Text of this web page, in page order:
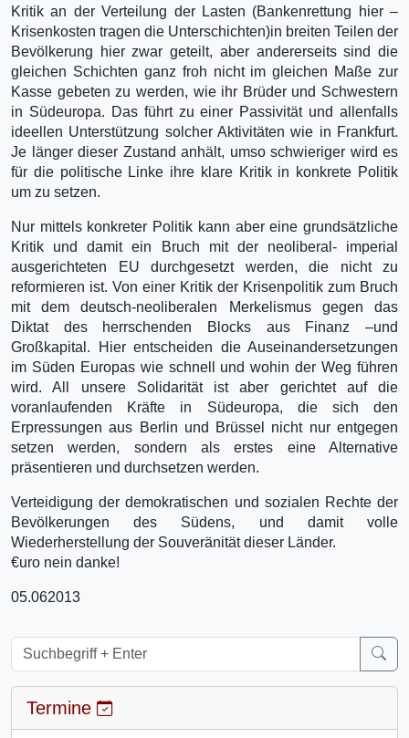
Kritik an der Verteilung der Lasten (Bankenrettung hier –
Krisenkosten tragen die Unterschichten)in breiten Teilen der
Bevölkerung hier zwar geteilt, aber andererseits sind die
gleichen Schichten ganz froh nicht im gleichen Maße zur
Kasse gebeten zu werden, wie ihr Brüder und Schwestern
in Südeuropa. Das führt zu einer Passivität und allenfalls
ideellen Unterstützung solcher Aktivitäten wie in Frankfurt.
Je länger dieser Zustand anhält, umso schwieriger wird es
für die politische Linke ihre klare Kritik in konkrete Politik
um zu setzen.
Nur mittels konkreter Politik kann aber eine grundsätzliche
Kritik und damit ein Bruch mit der neoliberal- imperial
ausgerichteten EU durchgesetzt werden, die nicht zu
reformieren ist. Von einer Kritik der Krisenpolitik zum Bruch
mit dem deutsch-neoliberalen Merkelismus gegen das
Diktat des herrschenden Blocks aus Finanz –und
Großkapital. Hier entscheiden die Auseinandersetzungen
im Süden Europas wie schnell und wohin der Weg führen
wird. All unsere Solidarität ist aber gerichtet auf die
voranlaufenden Kräfte in Südeuropa, die sich den
Erpressungen aus Berlin und Brüssel nicht nur entgegen
setzen werden, sondern als erstes eine Alternative
präsentieren und durchsetzen werden.
Verteidigung der demokratischen und sozialen Rechte der
Bevölkerungen des Südens, und damit volle
Wiederherstellung der Souveränität dieser Länder.
€uro nein danke!
05.062013
Termine